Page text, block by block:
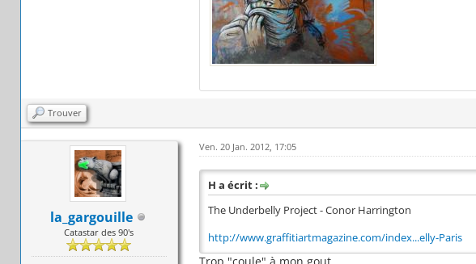
Trouver
la_gargouille
Catastar des 90's
Ven. 20 Jan. 2012, 17:05
H a écrit :
The Underbelly Project - Conor Harrington
http://www.graffitiartmagazine.com/index...elly-Paris
Trop "coule" à mon gout.